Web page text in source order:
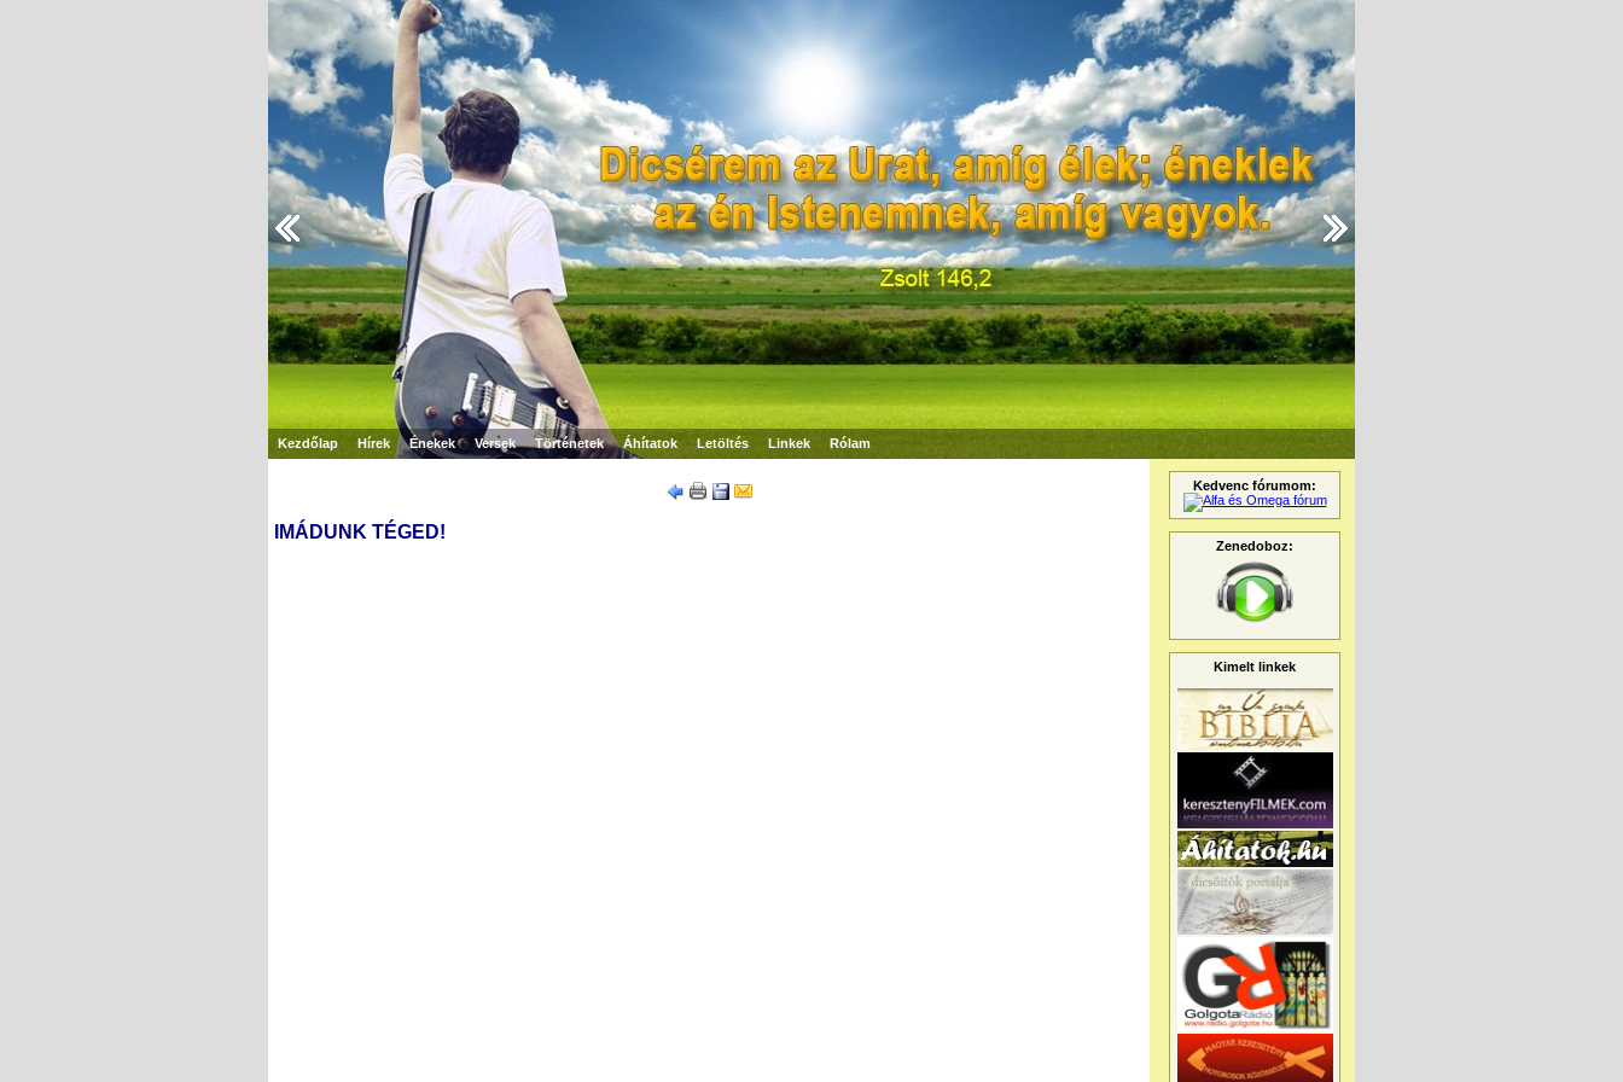
Kezdőlap Hírek Énekek Versek Történetek Áhítatok Letöltés Linkek Rólam
IMÁDUNK TÉGED!
Kedvenc fórumom:
Zenedoboz:
Kimelt linkek